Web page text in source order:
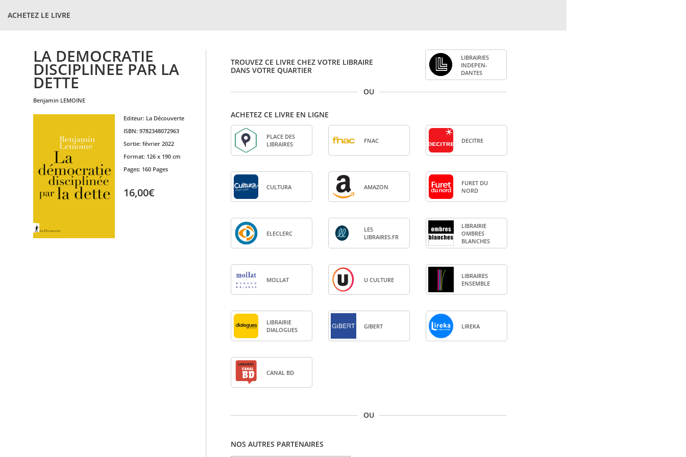
ACHETEZ LE LIVRE
LA DEMOCRATIE
DISCIPLINEE PAR LA
DETTE
benjamin LEMOINE
Editeur: La Découverte
ISBN: 9782348072963
Sortie: février 2022
Format: 126 x 190 cm
Pages: 160 Pages
16,00€
TROUVEZ CE LIVRE CHEZ VOTRE LIBRAIRE
DANS VOTRE QUARTIER
LIBRAI­RIES
INDE­PEN­
DANTES
OU
ACHETEZ CE LIVRE EN LIGNE
PLACE DES
LIBRAIRES
FNAC DECITRE
CULTURA AMA­ZON
FURET DU
NORD
ELE­CLERC
LES
LIBRAIRES.FR
LIBRAI­RIE
OMBRES
BLANCHES
MOL­LAT U CULTURE
LIBRAIRES
ENSEMBLE
LIBRAI­RIE
DIA­LOGUES
GIBERT LIREKA
CANAL BD
OU
NOS AUTRES PARTENAIRES